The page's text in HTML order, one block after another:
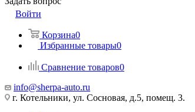
Войти
Корзина0
Избранные товары0
Сравнение товаров0
info@sherpa-auto.ru
г. Котельники, ул. Сосновая, д.5, помещ. 3.